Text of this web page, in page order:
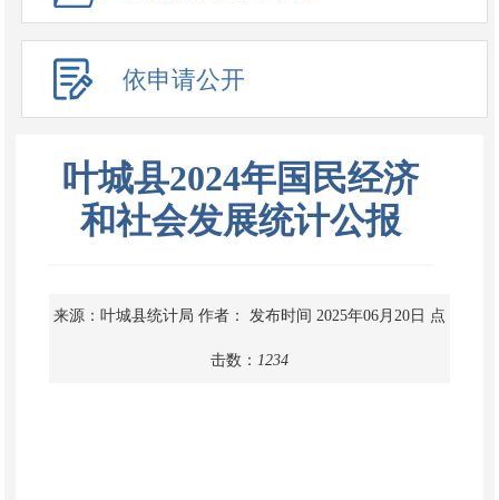
依申请公开
叶城县2024年国民经济
和社会发展统计公报
来源：叶城县统计局 作者： 发布时间 2025年06月20日 点
击数： 1234